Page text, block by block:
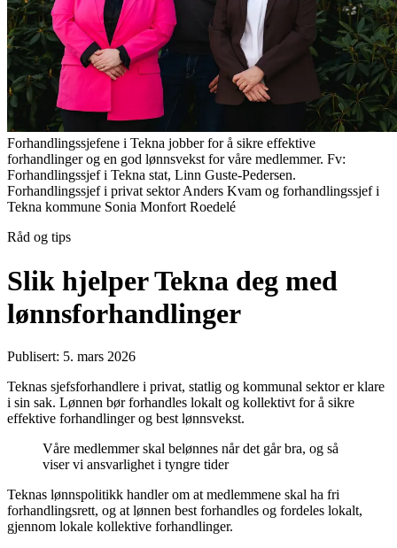
Forhandlingssjefene i Tekna jobber for å sikre effektive
forhandlinger og en god lønnsvekst for våre medlemmer. Fv:
Forhandlingssjef i Tekna stat, Linn Guste-Pedersen.
Forhandlingssjef i privat sektor Anders Kvam og forhandlingssjef i
Tekna kommune Sonia Monfort Roedelé
Råd og tips
Slik hjelper Tekna deg med
lønnsforhandlinger
Publisert: 5. mars 2026
Teknas sjefsforhandlere i privat, statlig og kommunal sektor er klare
i sin sak. Lønnen bør forhandles lokalt og kollektivt for å sikre
effektive forhandlinger og best lønnsvekst.
Våre medlemmer skal belønnes når det går bra, og så
viser vi ansvarlighet i tyngre tider
Teknas lønnspolitikk handler om at medlemmene skal ha fri
forhandlingsrett, og at lønnen best forhandles og fordeles lokalt,
gjennom lokale kollektive forhandlinger.